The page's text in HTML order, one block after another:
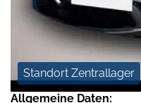
Standort Zentrallager
Allgemeine Daten: